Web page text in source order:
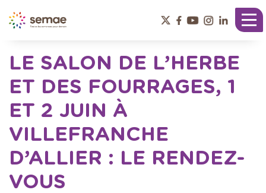
LE SALON DE L’HERBE
ET DES FOURRAGES, 1
ET 2 JUIN À
VILLEFRANCHE
D’ALLIER : LE RENDEZ-
VOUS